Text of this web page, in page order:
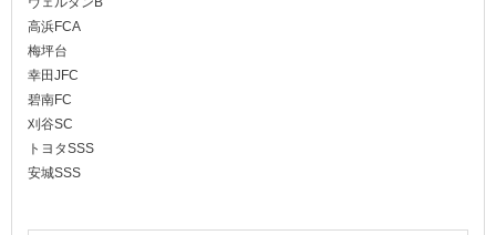
高浜FCA
梅坪台
幸田JFC
碧南FC
刈谷SC
トヨタSSS
安城SSS